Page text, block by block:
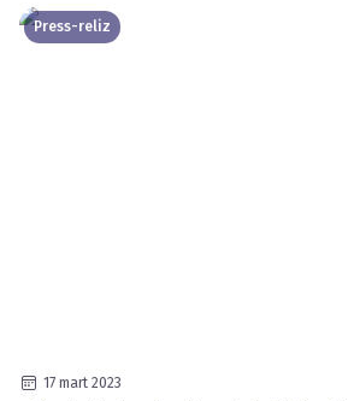
Press-reliz
17 mart 2023